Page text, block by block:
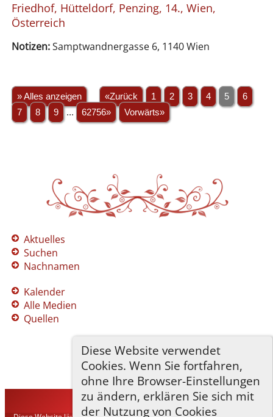
Diese Website verwendet
Cookies. Wenn Sie fortfahren,
ohne Ihre Browser-Einstellungen
zu ändern, erklären Sie sich mit
der Nutzung von Cookies
Friedhof, Hütteldorf, Penzing, 14., Wien,
Österreich
Notizen:Samptwandnergasse 6, 1140 Wien
» Alles anzeigen «Zurück 1 2 3 4 5
6
7
8 9 ... 62756» Vorwärts»
Aktuelles
Suchen
Nachnamen
Kalender
Alle Medien
Quellen
TNG-ADLER©2026